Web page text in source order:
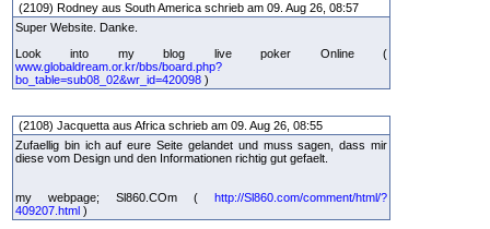
(2109) Rodney aus South America schrieb am 09. Aug 26, 08:57
Super Website. Danke.
Look into my blog live poker Online (
www.globaldream.or.kr/bbs/board.php?
bo_table=sub08_02&wr_id=420098 )
(2108) Jacquetta aus Africa schrieb am 09. Aug 26, 08:55
Zufaellig bin ich auf eure Seite gelandet und muss sagen, dass mir
diese vom Design und den Informationen richtig gut gefaelt.
my webpage; Sl860.COm ( http://Sl860.com/comment/html/?
409207.html )